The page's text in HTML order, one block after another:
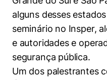
alguns desses
seminário no Insper,
e autoridades e
segurança pública.
Um dos palestrantes